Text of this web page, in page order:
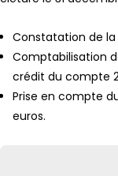
Constatation de la
Comptabilisation
crédit du compte
Prise en compte
euros.